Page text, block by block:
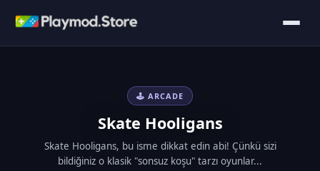
🕹️ ARCADE
Skate Hooligans
Skate Hooligans, bu isme dikkat edin abi! Çünkü sizi
bildiğiniz o klasik "sonsuz koşu" tarzı oyunlar...